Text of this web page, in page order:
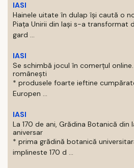
IASI
Hainele uitate în dulap îşi caută o
Piaţa Unirii din Iaşi s-a transformat
gard ...
IASI
Se schimbă jocul în comerțul
românești
* produsele foarte ieftine
Europen ...
IASI
La 170 de ani, Grădina Botanică
aniversar
* prima grădină botanică
implineste 170 d ...